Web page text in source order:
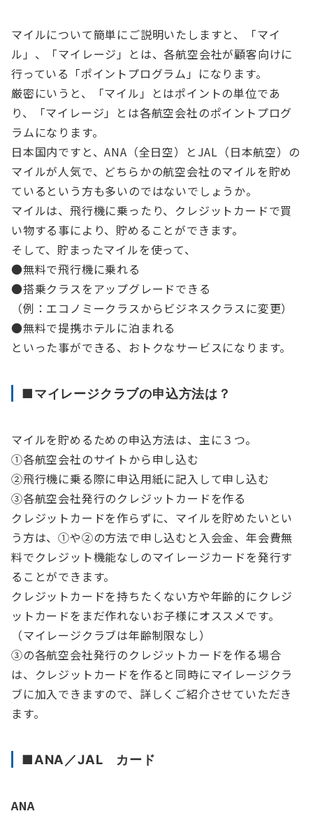
マイルについて簡単にご説明いたしますと、「マイ
ル」、「マイレージ」とは、各航空会社が顧客向けに
行っている「ポイントプログラム」になります。
厳密にいうと、「マイル」とはポイントの単位であ
り、「マイレージ」とは各航空会社のポイントプログ
ラムになります。
日本国内ですと、ANA（全日空）とJAL（日本航空）の
マイルが人気で、どちらかの航空会社のマイルを貯め
ているという方も多いのではないでしょうか。
マイルは、飛行機に乗ったり、クレジットカードで買
い物する事により、貯めることができます。
そして、貯まったマイルを使って、
●無料で飛行機に乗れる
●搭乗クラスをアップグレードできる
（例：エコノミークラスからビジネスクラスに変更）
●無料で提携ホテルに泊まれる
といった事ができる、おトクなサービスになります。
■マイレージクラブの申込方法は？
マイルを貯めるための申込方法は、主に３つ。
①各航空会社のサイトから申し込む
②飛行機に乗る際に申込用紙に記入して申し込む
③各航空会社発行のクレジットカードを作る
クレジットカードを作らずに、マイルを貯めたいとい
う方は、①や②の方法で申し込むと入会金、年会費無
料でクレジット機能なしのマイレージカードを発行す
ることができます。
クレジットカードを持ちたくない方や年齢的にクレジ
ットカードをまだ作れないお子様にオススメです。
（マイレージクラブは年齢制限なし）
③の各航空会社発行のクレジットカードを作る場合
は、クレジットカードを作ると同時にマイレージクラ
ブに加入できますので、詳しくご紹介させていただき
ます。
■ANA／JAL カード
ANA